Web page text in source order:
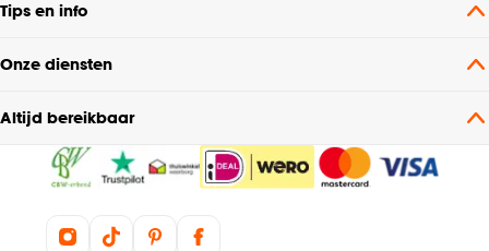
Tips en info
Onze diensten
Altijd bereikbaar